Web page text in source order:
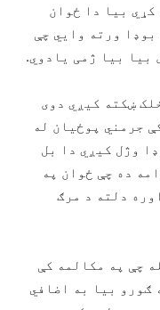
بیا دا ځوان
ورته وایي چې
بیا بیا ژمی یادوي.
ښکته کیږي دوی
جرمني پوځیان له
وژل کیږي دا بل
ده چې ځوان په
دلته د مرګ
چې په مکالمه کې
ګورو بیا به اضافي